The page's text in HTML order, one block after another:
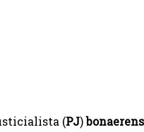
(PJ)